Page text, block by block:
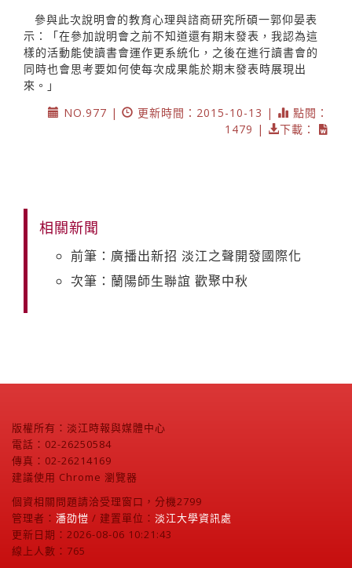
參與此次說明會的教育心理與諮商研究所碩一郭仰晏表
示：「在參加說明會之前不知道還有期末發表，我認為這
樣的活動能使讀書會運作更系統化，之後在進行讀書會的
同時也會思考要如何使每次成果能於期末發表時展現出
來。」
NO.977 |
更新時間：2015-10-13 |
點閱：
1479 |
下載：
相關新聞
前筆：廣播出新招 淡江之聲開發國際化
次筆：蘭陽師生聯誼 歡聚中秋
版權所有：淡江時報與媒體中心
電話：02-26250584
傳真：02-26214169
建議使用 Chrome 瀏覽器
個資相關問題請洽受理窗口，分機2799
管理者： 潘劭愷 / 建置單位： 淡江大學資訊處
更新日期：2026-08-06 10:21:43
線上人數：765